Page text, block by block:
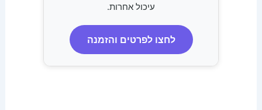
עיכול אחרות.
לחצו לפרטים והזמנה